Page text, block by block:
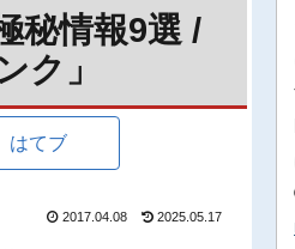
秘情報9選 /
ク」
はてブ
2017.04.08 2025.05.17